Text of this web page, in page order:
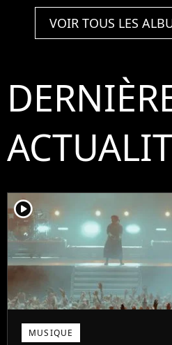
[MK Remix]
[David
VOIR TOUS LES
player2
MUSIQUE